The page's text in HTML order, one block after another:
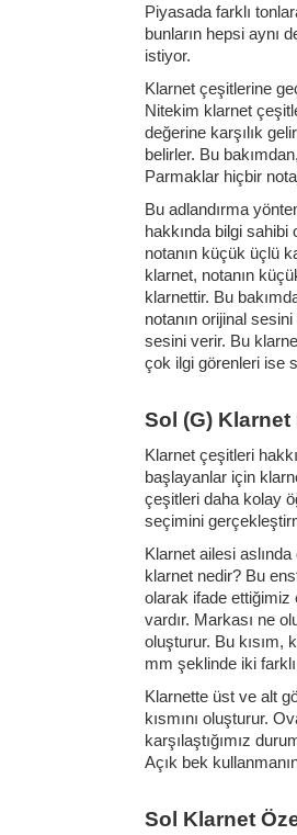
Piyasada farklı
bunların hepsi aynı
istiyor.
Klarnet çeşitlerine
Nitekim klarnet
değerine karşılık
belirler. Bu bakımdan,
Parmaklar hiçbir
Bu adlandırma
hakkında bilgi
notanın küçük üçlü
klarnet, notanın
klarnettir. Bu
notanın orijinal
sesini verir. Bu
çok ilgi görenleri ise
Sol (G) Klarnet
Klarnet çeşitleri
başlayanlar için
çeşitleri daha kolay
seçimini
Klarnet ailesi
klarnet nedir? Bu
olarak ifade ettiğimiz
vardır. Markası ne
oluşturur. Bu kısım,
mm şeklinde iki
Klarnette üst ve alt
kısmını oluşturur.
karşılaştığımız
Açık bek
Sol Klarnet